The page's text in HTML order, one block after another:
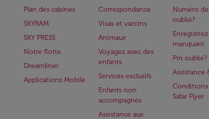
Plan des cabines
SKYRAM
SKY PRESS
Notre flotte
Dreamliner
Applications Mobile
Correspondance
Visas et vaccins
Animaux
Voyagez avec des
enfants
Services exclusifs
Enfants non
accompagnés
Assistance aux
Numéro
oublié?
manquant
Pin oublié?
Assistance
Conditions
Safar Flyer